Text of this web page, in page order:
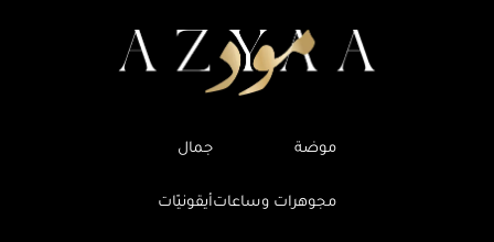
موضة
مجوهرات وساعات
جمال
أيقونيّات